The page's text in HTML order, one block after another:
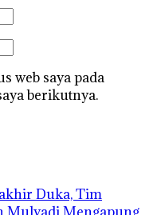
web saya pada
berikutnya.